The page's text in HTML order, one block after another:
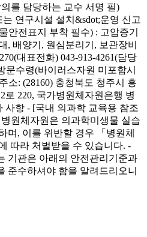
를 담당하는 교수 서명 필)
연구시설 설치&sdot;운영 신고
안전표지 부착 필수) : 고압증기
, 배양기, 원심분리기, 보관장비
대표전화) 043-913-4261(담당
문수령(바이러스자원 미포함시
소: (28160) 충청북도 청주시 흥
로 220, 국가병원체자원은행 병
사항 - [국내 의과학 교육용 참조
원체자원은 의과학미생물 실습
며, 이를 위반할 경우 「병원체
따라 처벌받을 수 있습니다. -
기관은 아래의 안전관리기준과
준수하셔야 함을 알려드리오니